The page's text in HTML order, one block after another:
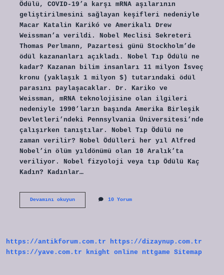
Ödülü, COVID-19’a karşı mRNA aşılarının
geliştirilmesini sağlayan keşifleri nedeniyle
Macar Katalin Karikó ve Amerikalı Drew
Weissman’a verildi. Nobel Meclisi Sekreteri
Thomas Perlmann, Pazartesi günü Stockholm’de
ödül kazananları açıkladı. Nobel Tıp Ödülü ne
kadar? Kazanan bilim insanları 11 milyon İsveç
kronu (yaklaşık 1 milyon $) tutarındaki ödül
parasını paylaşacaklar. Dr. Kariko ve
Weissman, mRNA teknolojisine olan ilgileri
nedeniyle 1990’ların başında Amerika Birleşik
Devletleri’ndeki Pennsylvania Üniversitesi’nde
çalışırken tanıştılar. Nobel Tıp Ödülü ne
zaman verilir? Nobel Ödülleri her yıl Alfred
Nobel’in ölüm yıldönümü olan 10 Aralık’ta
veriliyor. Nobel fizyoloji veya tıp Ödülü Kaç
Kadın? Kadınlar…
Devamını okuyunNobel
10 Yorum
https://antikforum.com.tr
https://dizaynup.com.tr
https://yave.com.tr
knight online nttgame Sitemap